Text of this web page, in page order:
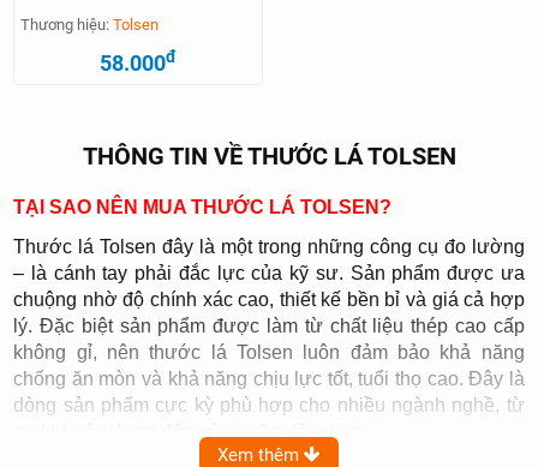
Thương hiệu:Tolsen
58.000đ
THÔNG TIN VỀ THƯỚC LÁ TOLSEN
TẠI SAO NÊN MUA THƯỚC LÁ TOLSEN?
Thước lá Tolsen đây là một trong những công cụ đo lường
– là cánh tay phải đắc lực của kỹ sư. Sản phẩm được ưa
chuộng nhờ độ chính xác cao, thiết kế bền bỉ và giá cả hợp
lý. Đặc biệt sản phẩm được làm từ chất liệu thép cao cấp
không gỉ, nên thước lá Tolsen luôn đảm bảo khả năng
chống ăn mòn và khả năng chịu lực tốt, tuổi thọ cao. Đây là
dòng sản phẩm cực kỳ phù hợp cho nhiều ngành nghề, từ
Xem thêm